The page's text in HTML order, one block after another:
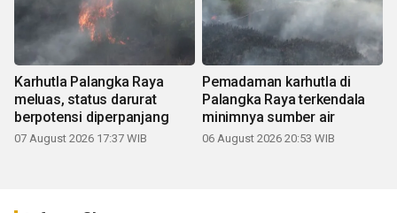
Karhutla Palangka Raya
meluas, status darurat
berpotensi diperpanjang
07 August 2026 17:37 WIB
Pemadaman karhutla di
Palangka Raya terkendala
minimnya sumber air
06 August 2026 20:53 WIB